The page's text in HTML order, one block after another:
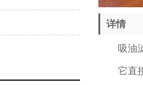
详情
吸油滤
它直接